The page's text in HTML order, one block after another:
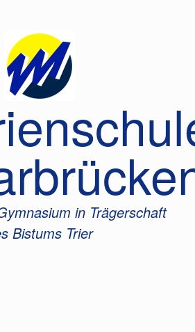
in Trägerschaft
Bistums Trier